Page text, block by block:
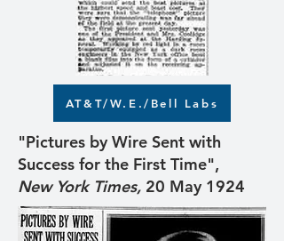
AT&T/W.E./Bell Labs
"Pictures by Wire Sent with
Success for the First Time",
New York Times, 20 May 1924